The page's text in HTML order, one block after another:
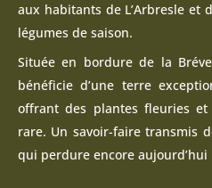
aux habitants de L’Arbresle et
légumes de saison.
Située en bordure de la
bénéficie d’une terre
offrant des plantes fleuries et
rare. Un savoir-faire transmis
qui perdure encore aujourd’hui